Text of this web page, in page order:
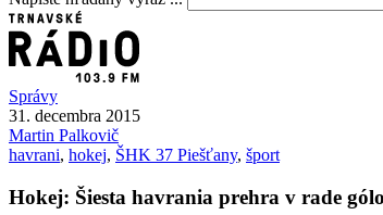
Správy
31. decembra 2015
Martin Palkovič
havrani, hokej, ŠHK 37 Piešťany, šport
Hokej: Šiesta havrania prehra v rade